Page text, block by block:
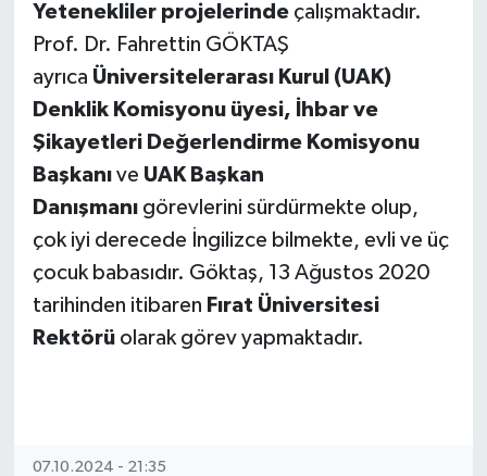
Yetenekliler projelerinde çalışmaktadır.
Prof. Dr. Fahrettin GÖKTAŞ
ayrıca Üniversitelerarası Kurul (UAK)
Denklik Komisyonu üyesi, İhbar ve
Şikayetleri Değerlendirme Komisyonu
Başkanı ve UAK Başkan
Danışmanıgörevlerini sürdürmekte olup,
çok iyi derecede İngilizce bilmekte, evli ve üç
çocuk babasıdır. Göktaş, 13 Ağustos 2020
tarihinden itibaren Fırat Üniversitesi
Rektörüolarak görev yapmaktadır.
07.10.2024 - 21:35